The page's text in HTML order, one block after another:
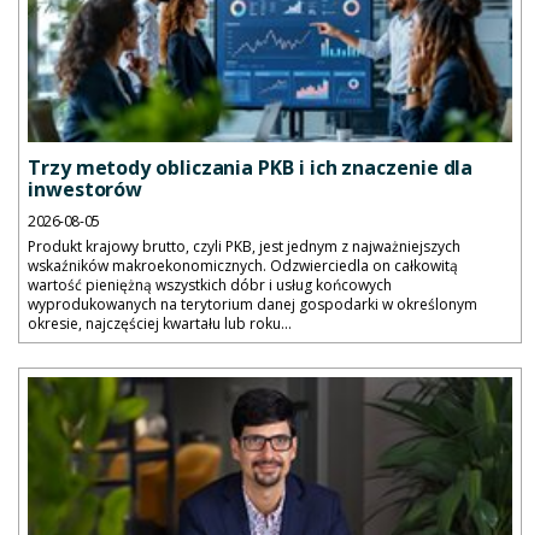
Trzy metody obliczania PKB i ich znaczenie dla
inwestorów
2026-08-05
Produkt krajowy brutto, czyli PKB, jest jednym z najważniejszych
wskaźników makroekonomicznych. Odzwierciedla on całkowitą
wartość pieniężną wszystkich dóbr i usług końcowych
wyprodukowanych na terytorium danej gospodarki w określonym
okresie, najczęściej kwartału lub roku...